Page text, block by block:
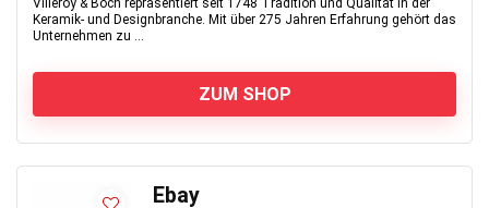
Villeroy & Boch repräsentiert seit 1748 Tradition und Qualität in der
Keramik- und Designbranche. Mit über 275 Jahren Erfahrung gehört das
Unternehmen zu ...
ZUM SHOP
Ebay